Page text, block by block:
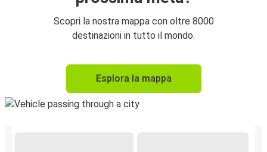
Scopri la nostra mappa con oltre 8000
destinazioni in tutto il mondo.
Esplora la mappa